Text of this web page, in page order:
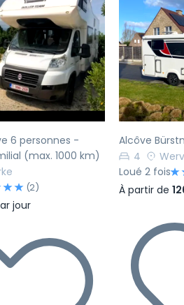
Suivant
6 personnes -
(max. 1000 km)
(2)
jour
Alcôve
4
Loué 2 fois
À partir de